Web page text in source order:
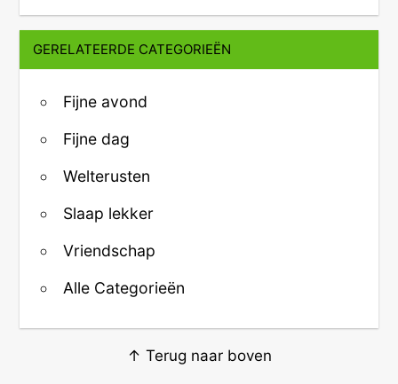
GERELATEERDE CATEGORIEËN
Fijne avond
Fijne dag
Welterusten
Slaap lekker
Vriendschap
Alle Categorieën
↑ Terug naar boven